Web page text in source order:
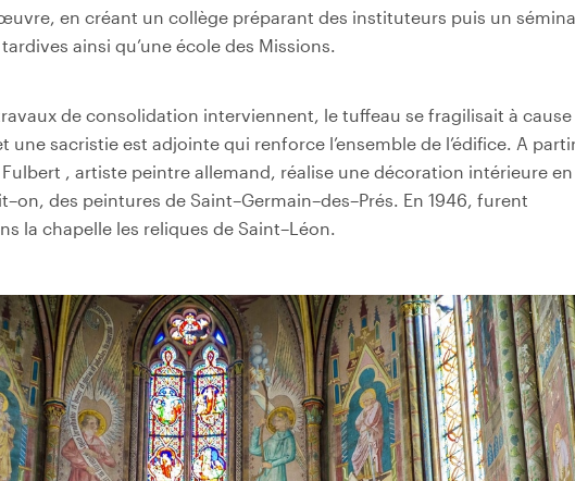
en créant un collège préparant des instituteurs puis un
ainsi qu’une école des Missions.
de consolidation interviennent, le tuffeau se fragilisait à cause
une sacristie est adjointe qui renforce l’ensemble de l’édifice. A
, artiste peintre allemand, réalise une décoration intérieure en
–on, des peintures de Saint–Germain–des–Prés. En 1946, furent
la chapelle les reliques de Saint–Léon.